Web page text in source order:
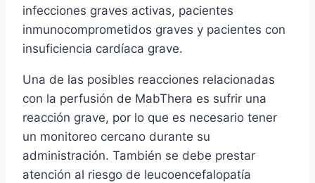
infecciones graves activas, pacientes
inmunocomprometidos graves y pacientes con
insuficiencia cardíaca grave.
Una de las posibles reacciones relacionadas
con la perfusión de MabThera es sufrir una
reacción grave, por lo que es necesario tener
un monitoreo cercano durante su
administración. También se debe prestar
atención al riesgo de leucoencefalopatía